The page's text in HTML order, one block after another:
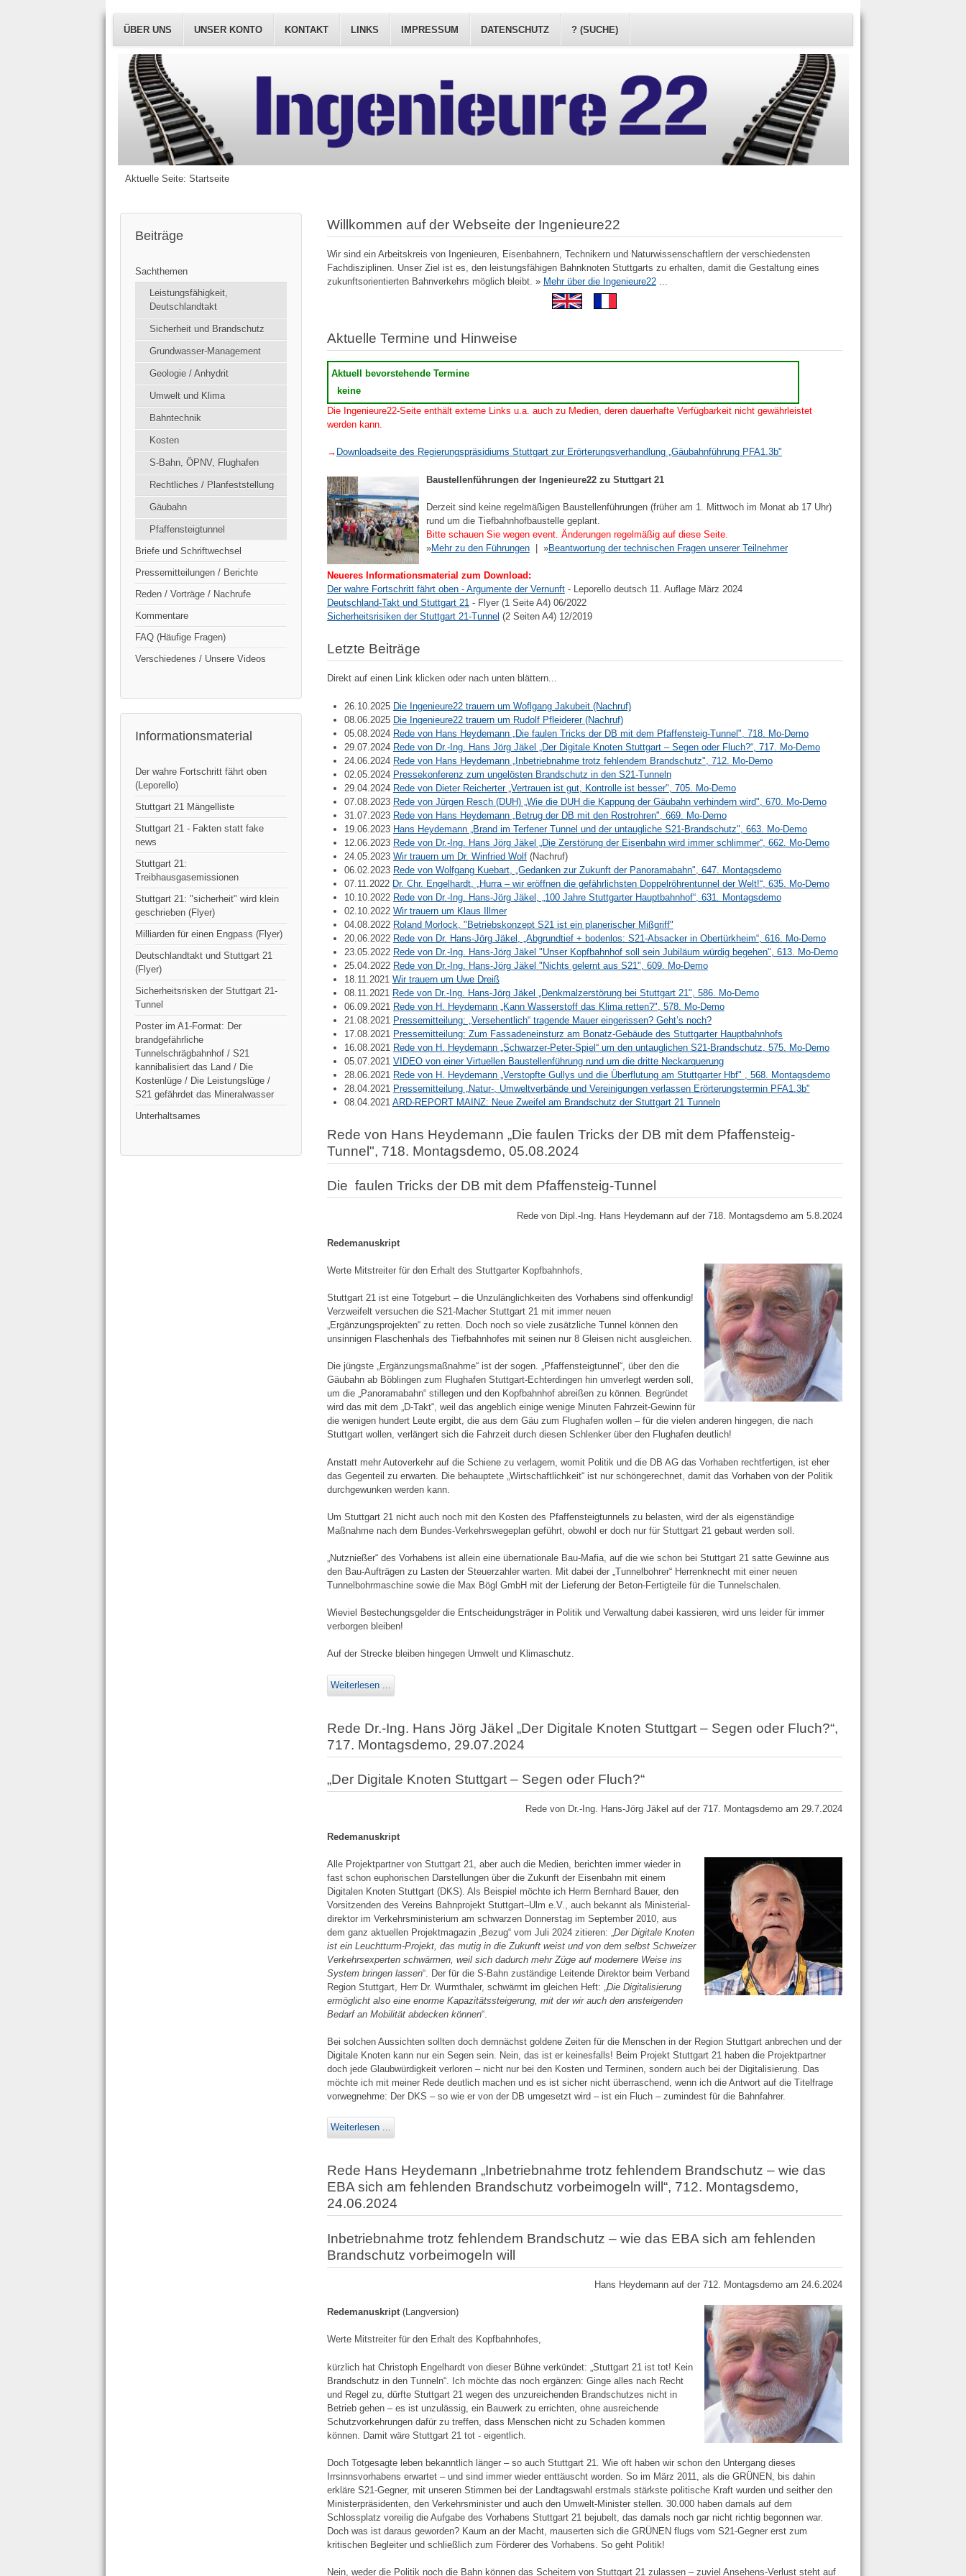
ÜBER UNS UNSER KONTO KONTAKT LINKS IMPRESSUM DATENSCHUTZ ? (SUCHE)
Aktuelle Seite: Startseite
Beiträge
Sachthemen
Leistungsfähigkeit,
Deutschlandtakt
Sicherheit und Brandschutz
Grundwasser-Management
Geologie / Anhydrit
Umwelt und Klima
Bahntechnik
Kosten
S-Bahn, ÖPNV, Flughafen
Rechtliches / Planfeststellung
Gäubahn
Pfaffensteigtunnel
Briefe und Schriftwechsel
Pressemitteilungen / Berichte
Reden / Vorträge / Nachrufe
Kommentare
FAQ (Häufige Fragen)
Verschiedenes / Unsere Videos
Informationsmaterial
Der wahre Fortschritt fährt oben
(Leporello)
Stuttgart 21 Mängelliste
Stuttgart 21 - Fakten statt fake
news
Stuttgart 21:
Treibhausgasemissionen
Stuttgart 21: "sicherheit" wird klein
geschrieben (Flyer)
Milliarden für einen Engpass (Flyer)
Deutschlandtakt und Stuttgart 21
(Flyer)
Sicherheitsrisken der Stuttgart 21-
Tunnel
Poster im A1-Format: Der
brandgefährliche
Tunnelschrägbahnhof / S21
kannibalisiert das Land / Die
Kostenlüge / Die Leistungslüge /
S21 gefährdet das Mineralwasser
Unterhaltsames
Willkommen auf der Webseite der Ingenieure22
Wir sind ein Arbeitskreis von Ingenieuren, Eisenbahnern, Technikern und Naturwissenschaftlern der verschiedensten
Fachdisziplinen. Unser Ziel ist es, den leistungsfähigen Bahnknoten Stuttgarts zu erhalten, damit die Gestaltung eines
zukunftsorientierten Bahnverkehrs möglich bleibt. » Mehr über die Ingenieure22...
Aktuelle Termine und Hinweise
Aktuell bevorstehende Termine
keine
Die Ingenieure22-Seite enthält externe Links u.a. auch zu Medien, deren dauerhafte Verfügbarkeit nicht gewährleistet
werden kann.
→ Downloadseite des Regierungspräsidiums Stuttgart zur Erörterungsverhandlung „Gäubahnführung PFA1.3b"
Baustellenführungen der Ingenieure22 zu Stuttgart 21
Derzeit sind keine regelmäßigen Baustellenführungen (früher am 1. Mittwoch im Monat ab 17 Uhr)
rund um die Tiefbahnhofbaustelle geplant.
Bitte schauen Sie wegen event. Änderungen regelmäßig auf diese Seite.
»Mehr zu den Führungen| »Beantwortung der technischen Fragen unserer Teilnehmer
Neueres Informationsmaterial zum Download:
Der wahre Fortschritt fährt oben - Argumente der Vernunft- Leporello deutsch 11. Auflage März 2024
Deutschland-Takt und Stuttgart 21 - Flyer (1 Seite A4) 06/2022
Sicherheitsrisiken der Stuttgart 21-Tunnel (2 Seiten A4) 12/2019
Letzte Beiträge
Direkt auf einen Link klicken oder nach unten blättern...
26.10.2025 Die Ingenieure22 trauern um Woflgang Jakubeit (Nachruf)
08.06.2025 Die Ingenieure22 trauern um Rudolf Pfleiderer (Nachruf)
05.08.2024 Rede von Hans Heydemann „Die faulen Tricks der DB mit dem Pfaffensteig-Tunnel", 718. Mo-Demo
29.07.2024 Rede von Dr.-Ing. Hans Jörg Jäkel „Der Digitale Knoten Stuttgart – Segen oder Fluch?“, 717. Mo-Demo
24.06.2024 Rede von Hans Heydemann „Inbetriebnahme trotz fehlendem Brandschutz", 712. Mo-Demo
02.05.2024 Pressekonferenz zum ungelösten Brandschutz in den S21-Tunneln
29.04.2024 Rede von Dieter Reicherter „Vertrauen ist gut, Kontrolle ist besser", 705. Mo-Demo
07.08.2023 Rede von Jürgen Resch (DUH) „Wie die DUH die Kappung der Gäubahn verhindern wird", 670. Mo-Demo
31.07.2023 Rede von Hans Heydemann „Betrug der DB mit den Rostrohren", 669. Mo-Demo
19.06.2023 Hans Heydemann „Brand im Terfener Tunnel und der untaugliche S21-Brandschutz", 663. Mo-Demo
12.06.2023 Rede von Dr.-Ing. Hans Jörg Jäkel „Die Zerstörung der Eisenbahn wird immer schlimmer“, 662. Mo-Demo
24.05.2023 Wir trauern um Dr. Winfried Wolf(Nachruf)
06.02.2023 Rede von Wolfgang Kuebart, „Gedanken zur Zukunft der Panoramabahn", 647. Montagsdemo
07.11.2022 Dr. Chr. Engelhardt, „Hurra – wir eröffnen die gefährlichsten Doppelröhrentunnel der Welt!“, 635. Mo-Demo
10.10.2022 Rede von Dr.-Ing. Hans-Jörg Jäkel, „100 Jahre Stuttgarter Hauptbahnhof“, 631. Montagsdemo
02.10.2022 Wir trauern um Klaus Illmer
04.08.2022 Roland Morlock, "Betriebskonzept S21 ist ein planerischer Mißgriff"
20.06.2022 Rede von Dr. Hans-Jörg Jäkel, „Abgrundtief + bodenlos: S21-Absacker in Obertürkheim“, 616. Mo-Demo
23.05.2022 Rede von Dr.-Ing. Hans-Jörg Jäkel "Unser Kopfbahnhof soll sein Jubiläum würdig begehen", 613. Mo-Demo
25.04.2022 Rede von Dr.-Ing. Hans-Jörg Jäkel "Nichts gelernt aus S21", 609. Mo-Demo
18.11.2021 Wir trauern um Uwe Dreiß
08.11.2021 Rede von Dr.-Ing. Hans-Jörg Jäkel „Denkmalzerstörung bei Stuttgart 21", 586. Mo-Demo
06.09.2021 Rede von H. Heydemann „Kann Wasserstoff das Klima retten?", 578. Mo-Demo
21.08.2021 Pressemitteilung: „Versehentlich“ tragende Mauer eingerissen? Geht’s noch?
17.08.2021 Pressemitteilung: Zum Fassadeneinsturz am Bonatz-Gebäude des Stuttgarter Hauptbahnhofs
16.08.2021 Rede von H. Heydemann „Schwarzer-Peter-Spiel“ um den untauglichen S21-Brandschutz, 575. Mo-Demo
05.07.2021 VIDEO von einer Virtuellen Baustellenführung rund um die dritte Neckarquerung
28.06.2021 Rede von H. Heydemann „Verstopfte Gullys und die Überflutung am Stuttgarter Hbf" , 568. Montagsdemo
28.04.2021 Pressemitteilung „Natur-, Umweltverbände und Vereinigungen verlassen Erörterungstermin PFA1.3b"
08.04.2021 ARD-REPORT MAINZ: Neue Zweifel am Brandschutz der Stuttgart 21 Tunneln
Rede von Hans Heydemann „Die faulen Tricks der DB mit dem Pfaffensteig-
Tunnel", 718. Montagsdemo, 05.08.2024
Die faulen Tricks der DB mit dem Pfaffensteig-Tunnel
Rede von Dipl.-Ing. Hans Heydemann auf der 718. Montagsdemo am 5.8.2024
Redemanuskript
Werte Mitstreiter für den Erhalt des Stuttgarter Kopfbahnhofs,
Stuttgart 21 ist eine Totgeburt – die Unzulänglichkeiten des Vorhabens sind offenkundig!
Verzweifelt versuchen die S21-Macher Stuttgart 21 mit immer neuen
„Ergänzungsprojekten“ zu retten. Doch noch so viele zusätzliche Tunnel können den
unsinnigen Flaschenhals des Tiefbahnhofes mit seinen nur 8 Gleisen nicht ausgleichen.
Die jüngste „Ergänzungsmaßnahme“ ist der sogen. „Pfaffensteigtunnel“, über den die
Gäubahn ab Böblingen zum Flughafen Stuttgart-Echterdingen hin umverlegt werden soll,
um die „Panoramabahn“ stillegen und den Kopfbahnhof abreißen zu können. Begründet
wird das mit dem „D-Takt“, weil das angeblich einige wenige Minuten Fahrzeit-Gewinn für
die wenigen hundert Leute ergibt, die aus dem Gäu zum Flughafen wollen – für die vielen anderen hingegen, die nach
Stuttgart wollen, verlängert sich die Fahrzeit durch diesen Schlenker über den Flughafen deutlich!
Anstatt mehr Autoverkehr auf die Schiene zu verlagern, womit Politik und die DB AG das Vorhaben rechtfertigen, ist eher
das Gegenteil zu erwarten. Die behauptete „Wirtschaftlichkeit“ ist nur schöngerechnet, damit das Vorhaben von der Politik
durchgewunken werden kann.
Um Stuttgart 21 nicht auch noch mit den Kosten des Pfaffensteigtunnels zu belasten, wird der als eigenständige
Maßnahme nach dem Bundes-Verkehrswegeplan geführt, obwohl er doch nur für Stuttgart 21 gebaut werden soll.
„Nutznießer“ des Vorhabens ist allein eine übernationale Bau-Mafia, auf die wie schon bei Stuttgart 21 satte Gewinne aus
den Bau-Aufträgen zu Lasten der Steuerzahler warten. Mit dabei der „Tunnelbohrer“ Herrenknecht mit einer neuen
Tunnelbohrmaschine sowie die Max Bögl GmbH mit der Lieferung der Beton-Fertigteile für die Tunnelschalen.
Wieviel Bestechungsgelder die Entscheidungsträger in Politik und Verwaltung dabei kassieren, wird uns leider für immer
verborgen bleiben!
Auf der Strecke bleiben hingegen Umwelt und Klimaschutz.
Weiterlesen ...
Rede Dr.-Ing. Hans Jörg Jäkel „Der Digitale Knoten Stuttgart – Segen oder Fluch?“,
717. Montagsdemo, 29.07.2024
„Der Digitale Knoten Stuttgart – Segen oder Fluch?“
Rede von Dr.-Ing. Hans-Jörg Jäkel auf der 717. Montagsdemo am 29.7.2024
Redemanuskript
Alle Projektpartner von Stuttgart 21, aber auch die Medien, berichten immer wieder in
fast schon euphorischen Darstellungen über die Zukunft der Eisenbahn mit einem
Digitalen Knoten Stuttgart (DKS). Als Beispiel möchte ich Herrn Bernhard Bauer, den
Vorsitzenden des Vereins Bahnprojekt Stuttgart–Ulm e.V., auch bekannt als Ministerial­
direktor im Verkehrsministerium am schwarzen Donnerstag im September 2010, aus
dem ganz aktuellen Projektmagazin „Bezug“ vom Juli 2024 zitieren: „ Der Digitale Knoten
ist ein Leuchtturm-Projekt, das mutig in die Zukunft weist und von dem selbst Schweizer
Verkehrsexperten schwärmen, weil sich dadurch mehr Züge auf modernere Weise ins
System bringen lassen“. Der für die S-Bahn zuständige Leitende Direktor beim Verband
Region Stuttgart, Herr Dr. Wurmthaler, schwärmt im gleichen Heft: „ Die Digitalisierung
ermöglicht also eine enorme Kapazitätssteigerung, mit der wir auch den ansteigenden
Bedarf an Mobilität abdecken können“.
Bei solchen Aussichten sollten doch demnächst goldene Zeiten für die Menschen in der Region Stuttgart anbrechen und der
Digitale Knoten kann nur ein Segen sein. Nein, das ist er keinesfalls! Beim Projekt Stuttgart 21 haben die Projektpartner
doch jede Glaub­würdigkeit verloren – nicht nur bei den Kosten und Terminen, sondern auch bei der Digitalisierung. Das
möchte ich mit meiner Rede deutlich machen und es ist sicher nicht überraschend, wenn ich die Antwort auf die Titelfrage
vorwegnehme: Der DKS – so wie er von der DB umgesetzt wird – ist ein Fluch – zumindest für die Bahnfahrer.
Weiterlesen ...
Rede Hans Heydemann „Inbetriebnahme trotz fehlendem Brandschutz – wie das
EBA sich am fehlenden Brandschutz vorbeimogeln will“, 712. Montagsdemo,
24.06.2024
Inbetriebnahme trotz fehlendem Brandschutz – wie das EBA sich am fehlenden
Brandschutz vorbeimogeln will
Hans Heydemann auf der 712. Montagsdemo am 24.6.2024
Redemanuskript(Langversion)
Werte Mitstreiter für den Erhalt des Kopfbahnhofes,
kürzlich hat Christoph Engelhardt von dieser Bühne verkündet: „Stuttgart 21 ist tot! Kein
Brandschutz in den Tunneln“. Ich möchte das noch ergänzen: Ginge alles nach Recht
und Regel zu, dürfte Stuttgart 21 wegen des unzureichenden Brandschutzes nicht in
Betrieb gehen – es ist unzulässig, ein Bauwerk zu errichten, ohne ausreichende
Schutzvorkehrungen dafür zu treffen, dass Menschen nicht zu Schaden kommen
können. Damit wäre Stuttgart 21 tot - eigentlich.
Doch Totgesagte leben bekanntlich länger – so auch Stuttgart 21. Wie oft haben wir schon den Untergang dieses
Irrsinnsvorhabens erwartet – und sind immer wieder enttäuscht worden. So im März 2011, als die GRÜNEN, bis dahin
erkläre S21-Gegner, mit unseren Stimmen bei der Landtagswahl erstmals stärkste politische Kraft wurden und seither den
Ministerpräsidenten, den Verkehrsminister und auch den Umwelt-Minister stellen. 30.000 haben damals auf dem
Schlossplatz voreilig die Aufgabe des Vorhabens Stuttgart 21 bejubelt, das damals noch gar nicht richtig begonnen war.
Doch was ist daraus geworden? Kaum an der Macht, mauserten sich die GRÜNEN flugs vom S21-Gegner erst zum
kritischen Begleiter und schließlich zum Förderer des Vorhabens. So geht Politik!
Nein, weder die Politik noch die Bahn können das Scheitern von Stuttgart 21 zulassen – zuviel Ansehens-Verlust steht auf